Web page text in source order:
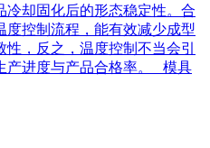
冷却固化后的形态稳定性。合
度控制流程，能有效减少成型
，反之，温度控制不当会引
产进度与产品合格率。 模具